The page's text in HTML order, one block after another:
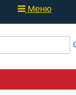
Меню